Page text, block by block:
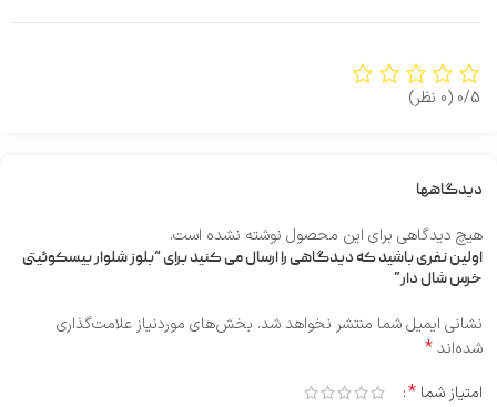
0/5 (0 نظر)
دیدگاهها
هیچ دیدگاهی برای این محصول نوشته نشده است.
اولین نفری باشید که دیدگاهی را ارسال می کنید برای “بلوز شلوار بیسکوئیتی
خرس شال دار”
نشانی ایمیل شما منتشر نخواهد شد. بخش‌های موردنیاز علامت‌گذاری
شده‌اند*
امتیاز شما *